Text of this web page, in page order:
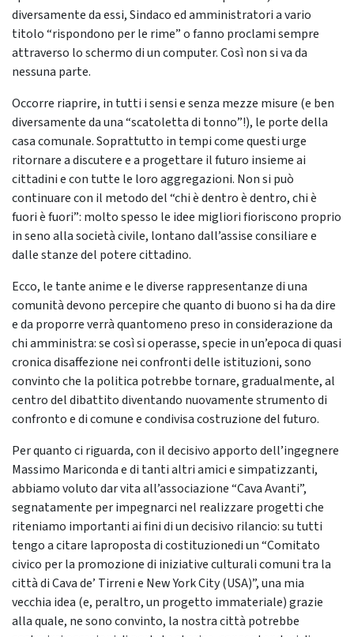
diversamente da essi, Sindaco ed amministratori a vario
titolo “rispondono per le rime” o fanno proclami sempre
attraverso lo schermo di un computer. Così non si va da
nessuna parte.
Occorre riaprire, in tutti i sensi e senza mezze misure (e ben
diversamente da una “scatoletta di tonno”!), le porte della
casa comunale. Soprattutto in tempi come questi urge
ritornare a discutere e a progettare il futuro insieme ai
cittadini e con tutte le loro aggregazioni. Non si può
continuare con il metodo del “chi è dentro è dentro, chi è
fuori è fuori”: molto spesso le idee migliori fioriscono proprio
in seno alla società civile, lontano dall’assise consiliare e
dalle stanze del potere cittadino.
Ecco, le tante anime e le diverse rappresentanze di una
comunità devono percepire che quanto di buono si ha da dire
e da proporre verrà quantomeno preso in considerazione da
chi amministra: se così si operasse, specie in un’epoca di quasi
cronica disaffezione nei confronti delle istituzioni, sono
convinto che la politica potrebbe tornare, gradualmente, al
centro del dibattito diventando nuovamente strumento di
confronto e di comune e condivisa costruzione del futuro.
Per quanto ci riguarda, con il decisivo apporto dell’ingegnere
Massimo Mariconda e di tanti altri amici e simpatizzanti,
abbiamo voluto dar vita all’associazione “Cava Avanti”,
segnatamente per impegnarci nel realizzare progetti che
riteniamo importanti ai fini di un decisivo rilancio: su tutti
tengo a citare laproposta di costituzionedi un “Comitato
civico per la promozione di iniziative culturali comuni tra la
città di Cava de’ Tirreni e New York City (USA)”, una mia
vecchia idea (e, peraltro, un progetto immateriale) grazie
alla quale, ne sono convinto, la nostra città potrebbe